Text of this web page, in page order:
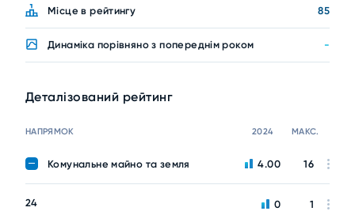
Місце в рейтингу 85
Динаміка порівняно з попереднім роком -
Деталізований рейтинг
НАПРЯМОК 2024 МАКС.
Комунальне майно та земля 4.00 16
24
0 1